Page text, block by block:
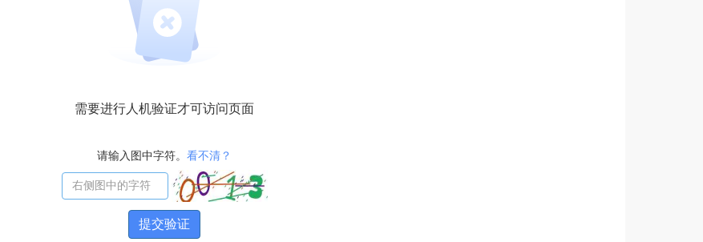
需要进行人机验证才可访问页面
请输入图中字符。 看不清？
提交验证